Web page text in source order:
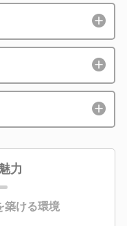
力
築ける環境